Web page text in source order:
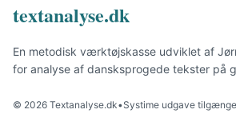
textanalyse.dk
En metodisk værktøjskasse udviklet af
for analyse af dansksprogede tekster på
© 2026 Textanalyse.dk•Systime udgave